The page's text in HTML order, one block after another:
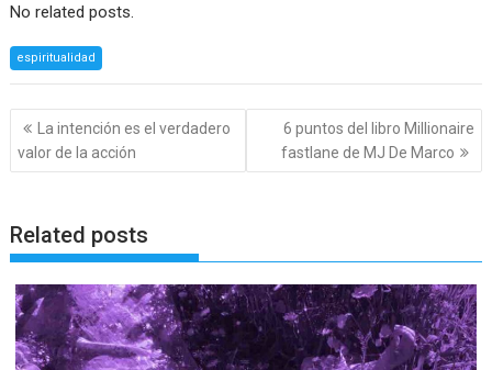
No related posts.
espiritualidad
Navegación
de
entradas
La intención es el verdadero
valor de la acción
6 puntos del libro Millionaire
fastlane de MJ De Marco
Related posts